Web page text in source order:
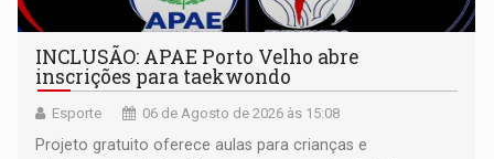
INCLUSÃO: APAE Porto Velho abre
inscrições para taekwondo
Esporte 06 de Agosto de 2026 às 15:08
Projeto gratuito oferece aulas para crianças e